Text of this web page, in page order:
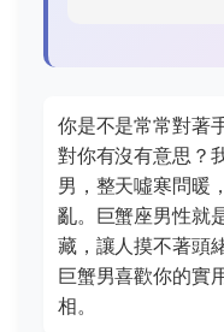
你是不是常常對著
對你有沒有意思？
男，整天噓寒問暖
亂。巨蟹座男性就
藏，讓人摸不著頭
巨蟹男喜歡你的實
相。